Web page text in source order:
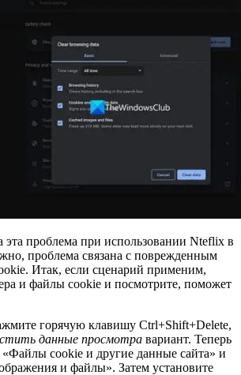
эта проблема при использовании Nteflix в
проблема связана с поврежденным
Итак, если сценарий применим,
и файлы cookie и посмотрите, поможет
горячую клавишу Ctrl+Shift+Delete,
данные просмотра вариант. Теперь
cookie и другие данные сайта» и
и файлы». Затем установите